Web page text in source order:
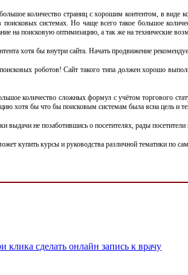
количество страниц с хорошим контентом, в
системах. Но чаще всего такое большое
на поисковую оптимизацию, а так же на технические
хотя бы внутри сайта. Начать продвижение
роботов! Сайт такого типа должен хорошо
количество сложных формул с учётом торгового
хотя бы что бы поисковым системам была ясна цель и
выдачи не позаботившись о посетителях, рады
купить курсы и руководства различной тематики по
сделать онлайн запись к врачу